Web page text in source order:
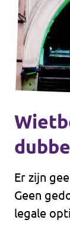
Er zijn
Geen
legale